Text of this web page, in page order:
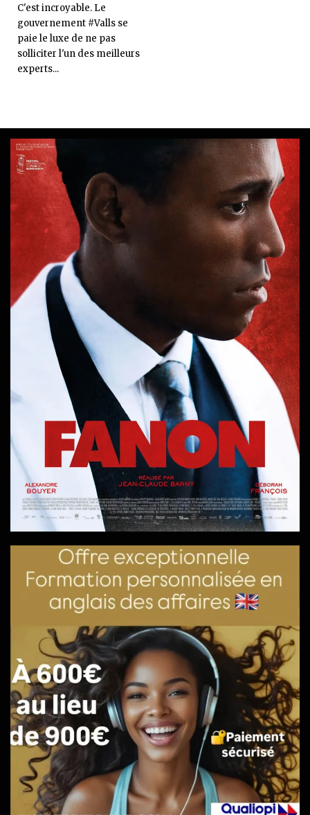
C'est incroyable. Le
gouvernement #Valls se
paie le luxe de ne pas
solliciter l'un des meilleurs
experts...